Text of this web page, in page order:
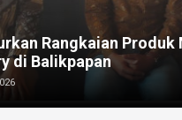
Rangkaian Produk
di Balikpapan